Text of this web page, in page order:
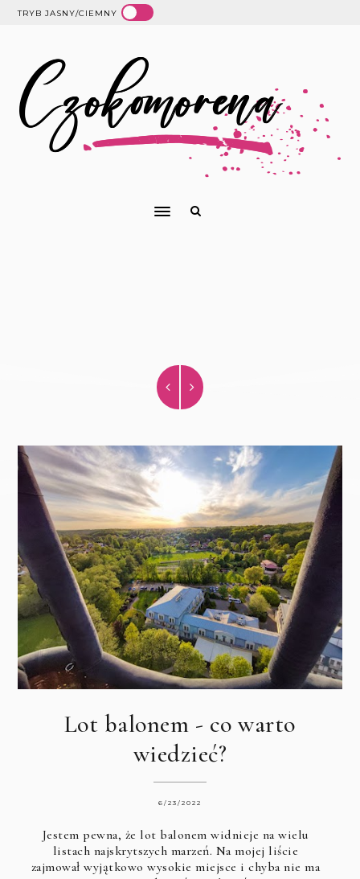
TRYB JASNY/CIEMNY
Lot balonem - co warto
wiedzieć?
6/23/2022
Jestem pewna, że lot balonem widnieje na wielu
listach najskrytszych marzeń. Na mojej liście
zajmował wyjątkowo wysokie miejsce i chyba nie ma